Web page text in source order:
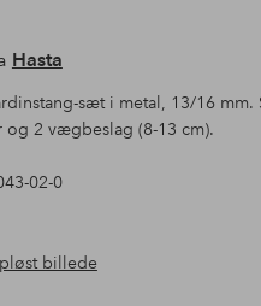
Hasta
sæt i metal, 13/16
og 2 vægbeslag (8-13 cm).
02-0
billede